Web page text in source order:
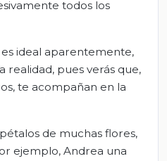
todos los
es ideal aparentemente,
realidad, pues verás que,
te acompañan en la
de muchas flores,
ejemplo, Andrea una